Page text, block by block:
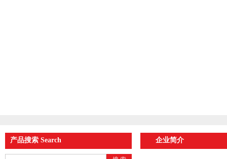
产品搜索 Search 企业简介